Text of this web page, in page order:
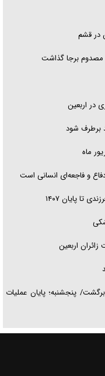
در قشم
در اربعین
برطرف شود
و فاجعه‌ای انسانی است
پایان ۱۴۰۷
اربعین
پنجشنبه؛ پایان عملیات